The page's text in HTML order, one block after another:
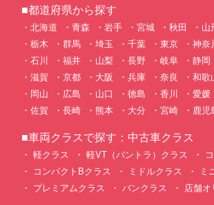
■都道府県から探す
北海道 青森 岩手 宮城 秋田 山
栃木
群馬 埼玉 千葉 東京 神奈
石川
福井 山梨 長野 岐阜 静岡
滋賀
京都 大阪 兵庫 奈良 和歌
岡山
広島 山口 徳島 香川 愛媛
佐賀
長崎 熊本 大分 宮崎 鹿児
■車両クラスで探す：中古車クラス
軽クラス 軽VT（バントラ）クラス
コンパクトBクラス
ミドルクラス
ミ
プレミアムクラス
バンクラス 店舗